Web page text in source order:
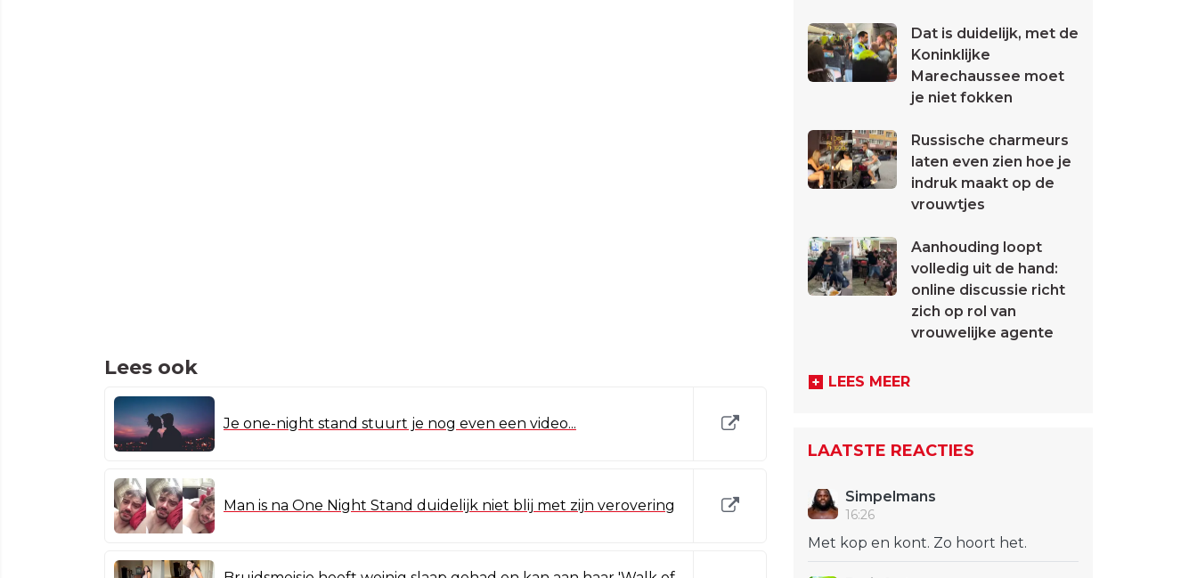
Lees ook
Je one-night stand stuurt je nog even een video...
Man is na One Night Stand duidelijk niet blij met zijn verovering
Dat is duidelijk, met de
Koninklijke
Marechaussee moet
je niet fokken
Russische charmeurs
laten even zien hoe je
indruk maakt op de
vrouwtjes
Aanhouding loopt
volledig uit de hand:
online discussie richt
zich op rol van
vrouwelijke agente
LEES MEER
LAATSTE REACTIES
Simpelmans
16:26
Met kop en kont. Zo hoort het.